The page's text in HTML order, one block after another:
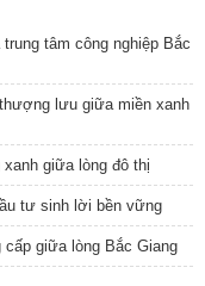
tâm công nghiệp Bắc
lưu giữa miền xanh
giữa lòng đô thị
tư sinh lời bền vững
giữa lòng Bắc Giang